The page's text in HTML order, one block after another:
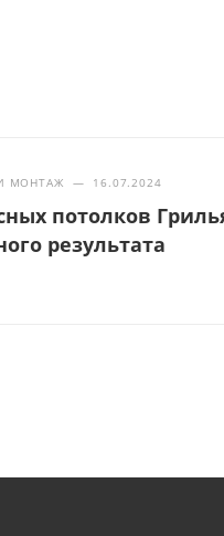
МОНТАЖ — 16.07.2024
потолков
результата